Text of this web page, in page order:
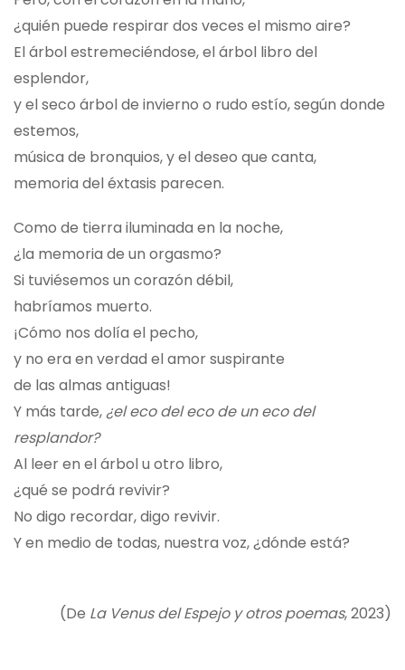
¿quién puede respirar dos veces el mismo aire?
El árbol estremeciéndose, el árbol libro del
esplendor,
y el seco árbol de invierno o rudo estío, según donde
estemos,
música de bronquios, y el deseo que canta,
memoria del éxtasis parecen.
Como de tierra iluminada en la noche,
¿la memoria de un orgasmo?
Si tuviésemos un corazón débil,
habríamos muerto.
¡Cómo nos dolía el pecho,
y no era en verdad el amor suspirante
de las almas antiguas!
Y más tarde, ¿el eco del eco de un eco del
resplandor?
Al leer en el árbol u otro libro,
¿qué se podrá revivir?
No digo recordar, digo revivir.
Y en medio de todas, nuestra voz, ¿dónde está?
(De La Venus del Espejo y otros poemas, 2023)